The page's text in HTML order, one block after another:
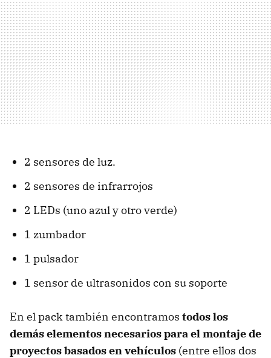
2 sensores de luz.
2 sensores de infrarrojos
2 LEDs (uno azul y otro verde)
1 zumbador
1 pulsador
1 sensor de ultrasonidos con su soporte
En el pack también encontramos todos los
demás elementos necesarios para el montaje de
proyectos basados en vehículos (entre ellos dos